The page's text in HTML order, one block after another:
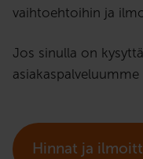
vaihtoehtoihin ja
Jos sinulla on
Hinnat ja